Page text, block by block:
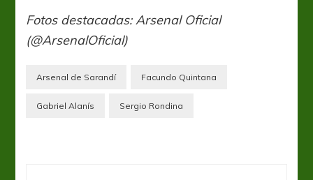
Fotos destacadas: Arsenal Oficial
(@ArsenalOficial)
Arsenal de Sarandí Facundo Quintana
Gabriel Alanís Sergio Rondina